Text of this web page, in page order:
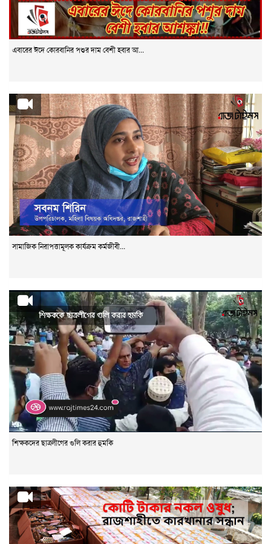
এবারের ঈদে কোরবানির পশুর দাম বেশী হবার আ...
সামাজিক নিরাপত্তামূলক কার্যক্রম কর্মজীবী...
শিক্ষকদের ছাত্রলীগের গুলি করার হুমকি